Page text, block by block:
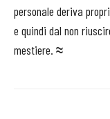
personale deriva
e quindi dal non
mestiere. ≈